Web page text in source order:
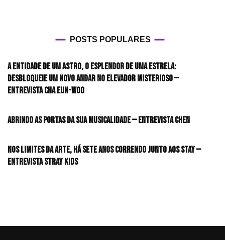
POSTS POPULARES
A entidade de um astro, o esplendor de uma estrela:
desbloqueie um novo andar no elevador misterioso —
Entrevista CHA EUN-WOO
Abrindo as portas da sua musicalidade — Entrevista CHEN
Nos limites da arte, há sete anos correndo junto aos STAY —
Entrevista Stray Kids